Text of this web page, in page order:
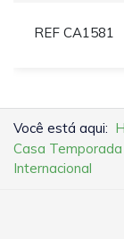
REF CA1581
Você está aqui:
Casa
Internacional